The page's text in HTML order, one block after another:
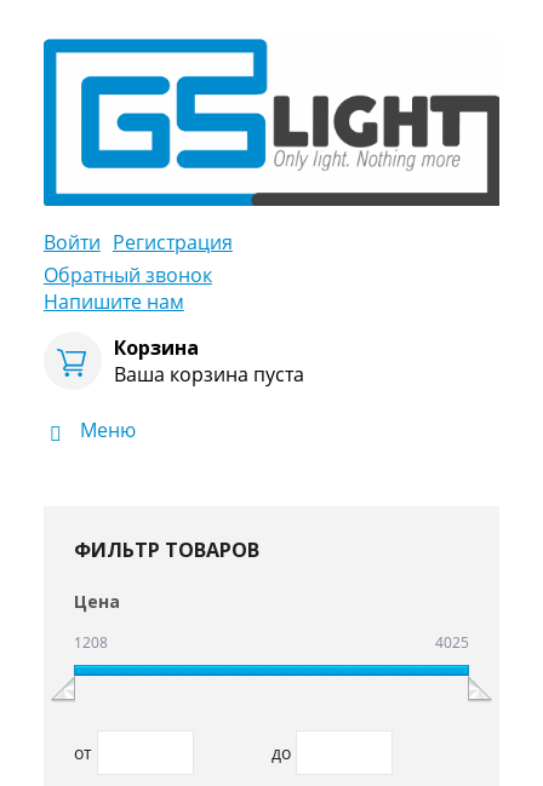
Войти Регистрация
Обратный звонок
Напишите нам
Корзина
Ваша корзина пуста
Меню
ФИЛЬТР ТОВАРОВ
Цена
1208 4025
от до